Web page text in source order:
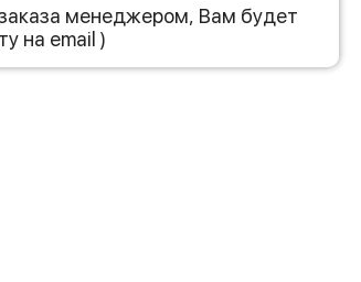
менеджером, Вам будет
на email )